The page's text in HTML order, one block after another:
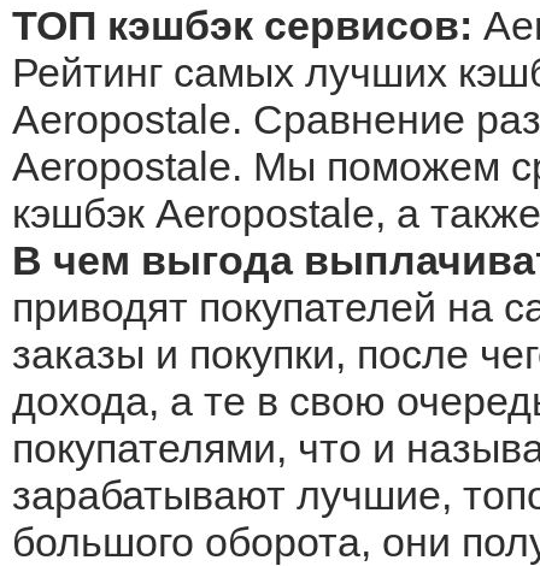
ТОП кэшбэк сервисов:
Рейтинг самых лучших
Aeropostale. Сравнение
Aeropostale. Мы поможем
кэшбэк Aeropostale, а
В чем выгода
приводят покупателей на
заказы и покупки, после
дохода, а те в свою
покупателями, что и
зарабатывают лучшие,
большого оборота, они